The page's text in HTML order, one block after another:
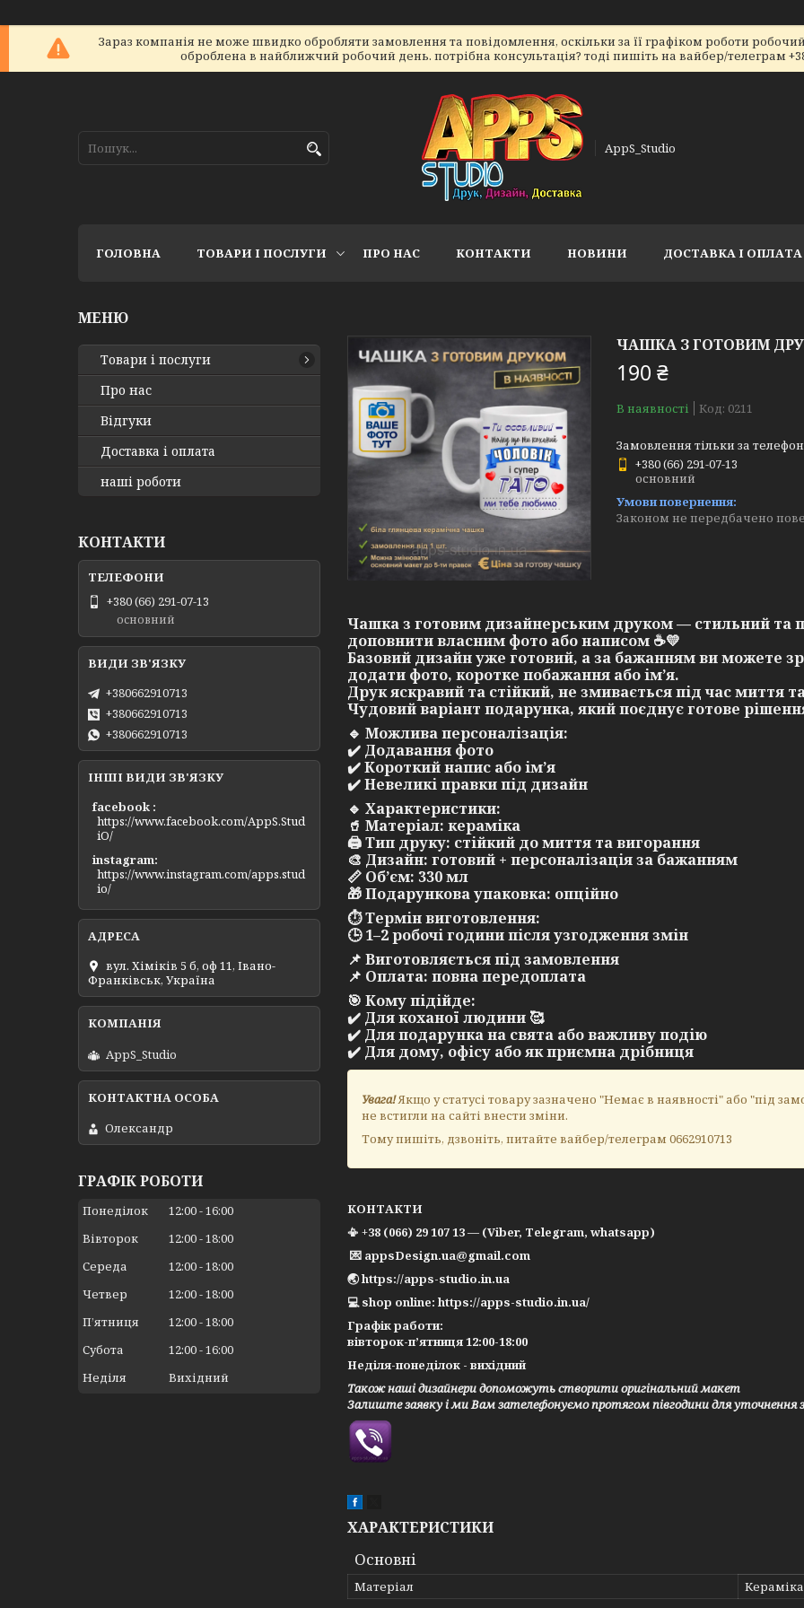
Зараз компанія не може швидко обробляти замовлення та повідомлення, оскільки за її графіком роботи
оброблена в найближчий робочий день. потрібна консультація? тоді пишіть на вайбер/телеграм
AppS_Studio
ГОЛОВНА ТОВАРИ І ПОСЛУГИ ПРО НАС КОНТАКТИ НОВИНИ ДОСТАВКА І ОПЛАТА
ЧАШКА З ГОТОВИМ
190 ₴
В наявності Код: 0211
Замовлення тільки за
+380 (66) 291-07-13
основний
Законом не передбачено
Чашка з готовим дизайнерським друком — стильний та
доповнити власним фото або написом ☕💛
Базовий дизайн уже готовий, а за бажанням ви можете
додати фото, коротке побажання або ім’я.
Друк яскравий та стійкий, не змивається під час миття
Чудовий варіант подарунка, який поєднує готове
🔹 Можлива персоналізація:
✔️ Додавання фото
✔️ Короткий напис або ім’я
✔️ Невеликі правки під дизайн
🔹 Характеристики:
🥤 Матеріал: кераміка
🖨️ Тип друку: стійкий до миття та вигорання
🎨 Дизайн: готовий + персоналізація за бажанням
📏 Об’єм: 330 мл
🎁 Подарункова упаковка: опційно
⏱️Термін виготовлення:
🕒 1–2 робочі години після узгодження змін
📌 Виготовляється під замовлення
📌 Оплата: повна передоплата
🎯 Кому підійде:
✔️ Для коханої людини 🥰
✔️ Для подарунка на свята або важливу подію
✔️ Для дому, офісу або як приємна дрібниця
Увага!Якщо у статусі товару зазначено "Немає в наявності" або "під
не встигли на сайті внести зміни.
Тому пишіть, дзвоніть, питайте вайбер/телеграм 0662910713
КОНТАКТИ
📳 +38 (066) 29 107 13 — (Viber, Telegram, whatsapp)
💌 appsDesign.ua@gmail.com
🌏 https://apps-studio.in.ua
💻 shop online: https://apps-studio.in.ua/
Графік работи:
вівторок-п’ятниця 12:00-18:00
Неділя-понеділок - вихідний
Також наші дизайнери допоможуть створити оригінальний макет
Залиште заявку і ми Вам зателефонуємо протягом півгодини для уточнення
ХАРАКТЕРИСТИКИ
Основні
Матеріал Кераміка
Товари і послуги
Про нас
Відгуки
Доставка і оплата
наші роботи
КОНТАКТИ
+380 (66) 291-07-13
основний
+380662910713
+380662910713
+380662910713
ІНШІ ВИДИ ЗВ'ЯЗКУ
facebook
https://www.facebook.com/AppS.Stud
iO/
instagram
https://www.instagram.com/apps.stud
io/
вул. Хіміків 5 б, оф 11, Івано-
Франківськ, Україна
AppS_Studio
Олександр
ГРАФІК РОБОТИ
Понеділок 12:00 16:00
Вівторок
12:00 18:00
Середа
12:00 18:00
Четвер
12:00 18:00
Пʼятниця
12:00 18:00
Субота
12:00 16:00
Неділя
Вихідний